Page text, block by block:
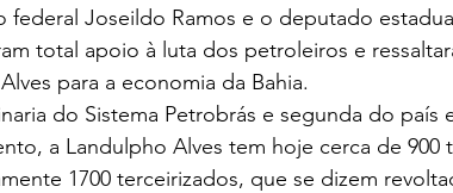
federal Joseildo Ramos e o deputado
total apoio à luta dos petroleiros e
para a economia da Bahia.
do Sistema Petrobrás e segunda do país
a Landulpho Alves tem hoje cerca de 900
1700 terceirizados, que se dizem